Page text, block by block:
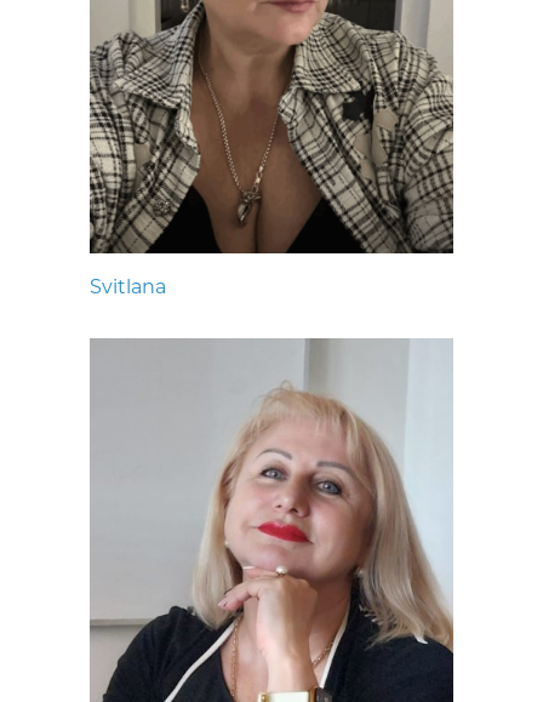
Svitlana